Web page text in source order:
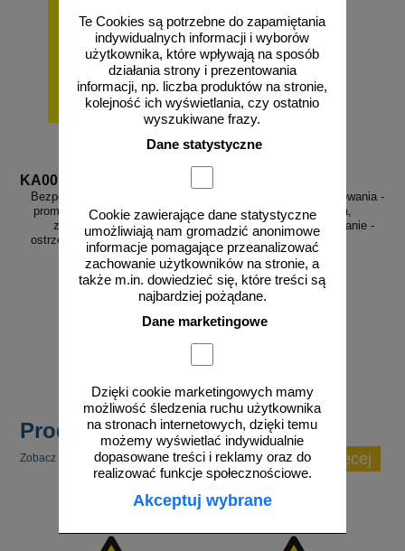
Te Cookies są potrzebne do zapamiętania
indywidualnych informacji i wyborów
użytkownika, które wpływają na sposób
działania strony i prezentowania
informacji, np. liczba produktów na stronie,
kolejność ich wyświetlania, czy ostatnio
wyszukiwane frazy.
Dane statystyczne
Cookie zawierające dane statystyczne
umożliwiają nam gromadzić anonimowe
informacje pomagające przeanalizować
zachowanie użytkowników na stronie, a
także m.in. dowiedzieć się, które treści są
najbardziej pożądane.
Dane marketingowe
Dzięki cookie marketingowych mamy
możliwość śledzenia ruchu użytkownika
na stronach internetowych, dzięki temu
możemy wyświetlać indywidualnie
dopasowane treści i reklamy oraz do
realizować funkcje społecznościowe.
Akceptuj wybrane
KA001
Bezpośredniego otwarte źródło
promieniowania, opakowanie -
znak bezpieczeństwa,
ostrzegający, promieniowanie -
KA001
od 2,92 zł
Zamknięte źródło promieniowania -
znak bezpieczeństwa,
ostrzegający, promieniowanie -
KA002
Produkty popularne
Zobacz inne popularne produkty w tej kategorii. zobacz więcej